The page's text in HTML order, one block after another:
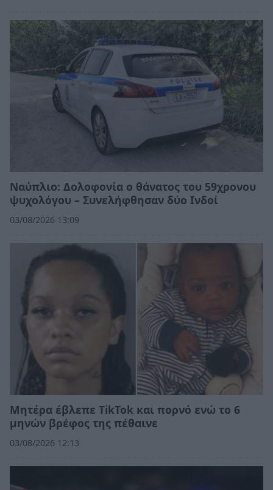
Ναύπλιο: Δολοφονία ο θάνατος του 59χρονου
ψυχολόγου – Συνελήφθησαν δύο Ινδοί
03/08/2026 13:09
Μητέρα έβλεπε TikTok και πορνό ενώ το 6
μηνών βρέφος της πέθαινε
03/08/2026 12:13